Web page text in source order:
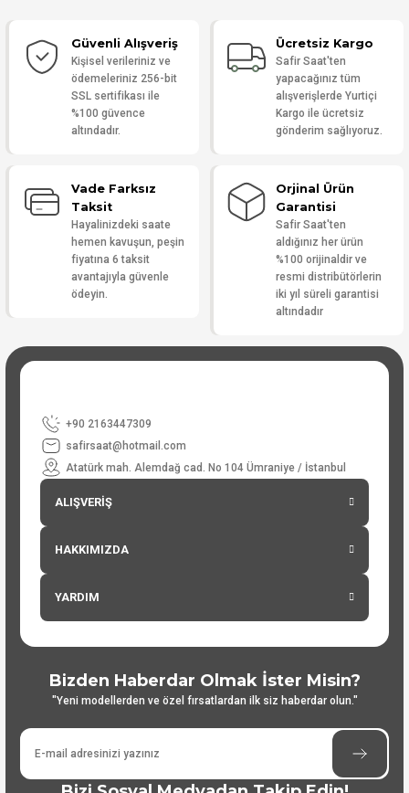
Yorum Yaz
Güvenli Alışveriş
Kişisel verileriniz ve
ödemeleriniz 256-bit
SSL sertifikası ile
%100 güvence
altındadır.
Ücretsiz Kargo
Safir Saat'ten
yapacağınız tüm
alışverişlerde Yurtiçi
Kargo ile ücretsiz
gönderim sağlıyoruz.
Vade Farksız
Taksit
Hayalinizdeki saate
hemen kavuşun, peşin
fiyatına 6 taksit
avantajıyla güvenle
ödeyin.
Orjinal Ürün
Garantisi
Safir Saat'ten
aldığınız her ürün
%100 orijinaldir ve
resmi distribütörlerin
iki yıl süreli garantisi
altındadır
+90 2163447309
safirsaat@hotmail.com
Atatürk mah. Alemdağ cad. No 104 Ümraniye / İstanbul
ALIŞVERİŞ
HAKKIMIZDA
YARDIM
Bizden Haberdar Olmak İster Misin?
"Yeni modellerden ve özel fırsatlardan ilk siz haberdar olun."